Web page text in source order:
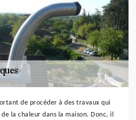
de procéder à des travaux qui
la chaleur dans la maison. Donc, il